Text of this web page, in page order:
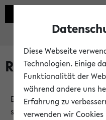
Es wurden keine
stattfindenden
Diese Webseite
Technologien. Einige
Funktionalität der
während andere uns
Erfahrung zu
verwenden wir